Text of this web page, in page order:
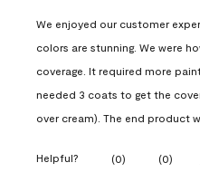
We enjoyed our customer
colors are stunning. We were
coverage. It required more
needed 3 coats to get the
over cream). The end product
Helpful? (0) (0)